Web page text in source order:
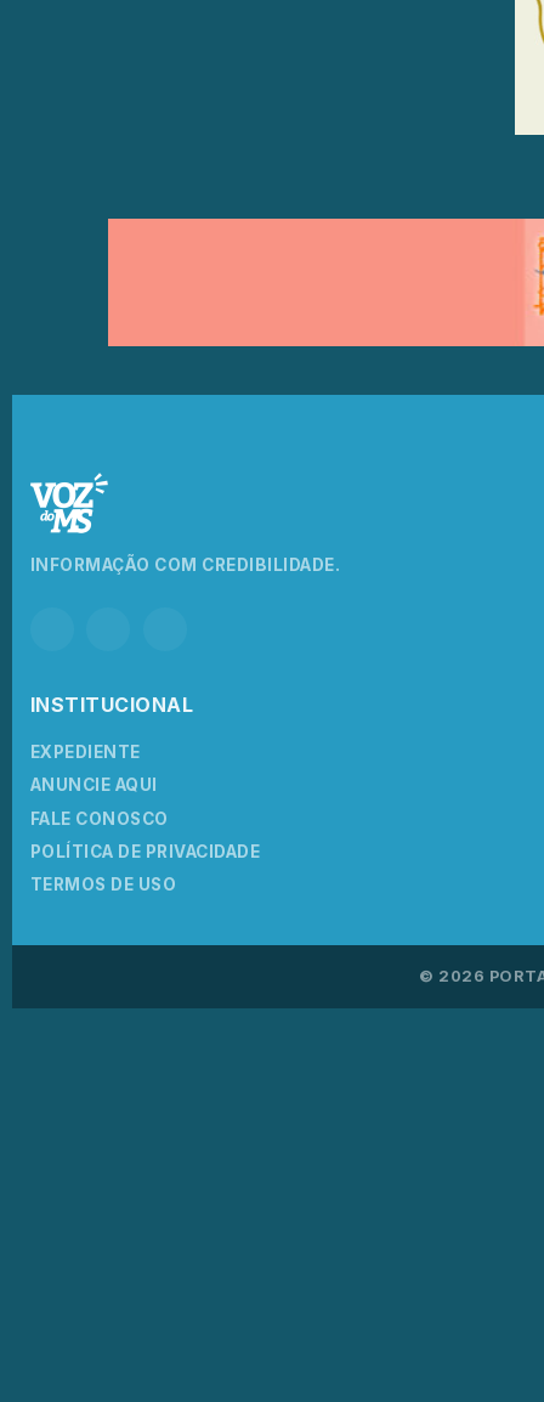
INFORMAÇÃO COM CREDIBILIDADE.
INSTITUCIONAL
EXPEDIENTE
ANUNCIE AQUI
FALE CONOSCO
POLÍTICA DE PRIVACIDADE
TERMOS DE USO
© 2026